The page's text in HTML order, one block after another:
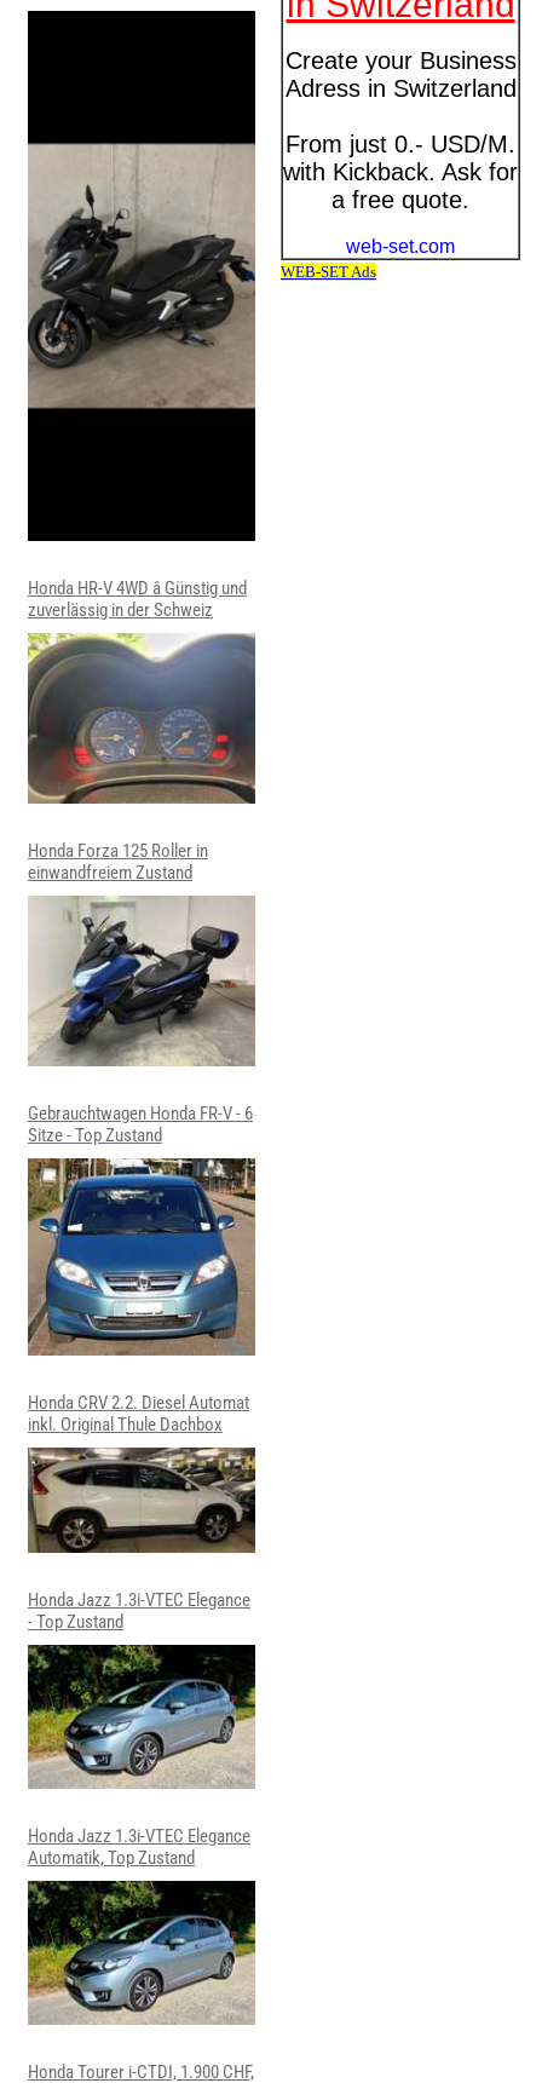
Honda HR-V 4WD â Günstig und
zuverlässig in der Schweiz
Honda Forza 125 Roller in
einwandfreiem Zustand
Gebrauchtwagen Honda FR-V - 6
Sitze - Top Zustand
Honda CRV 2.2. Diesel Automat
inkl. Original Thule Dachbox
Honda Jazz 1.3i-VTEC Elegance
- Top Zustand
Honda Jazz 1.3i-VTEC Elegance
Automatik, Top Zustand
Honda Tourer i-CTDI, 1.900 CHF,